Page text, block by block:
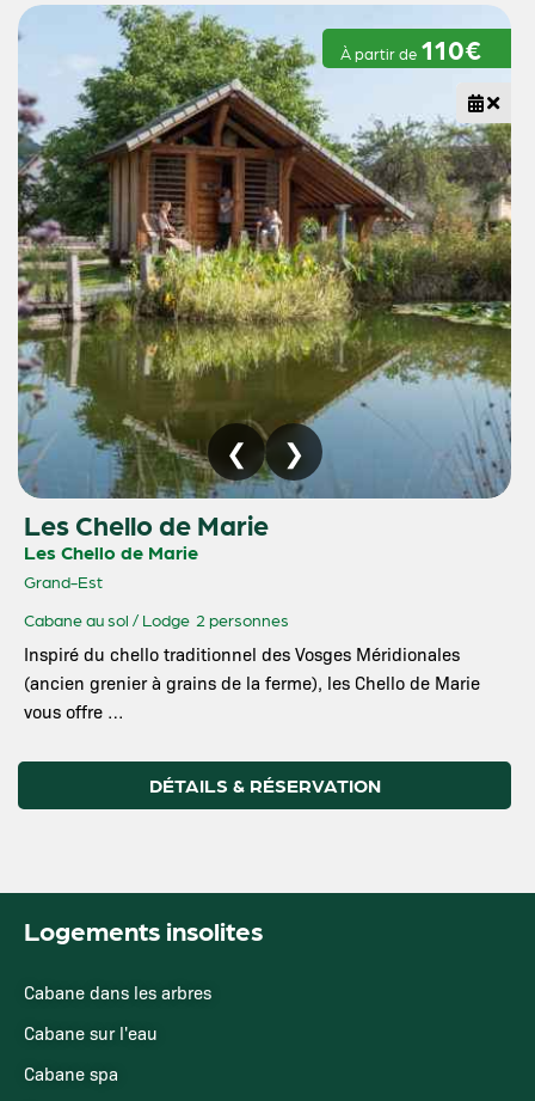
À partir de 110€
Les Chello de Marie
Les Chello de Marie
Grand-Est
Cabane au sol / Lodge 2 personnes
Inspiré du chello traditionnel des Vosges Méridionales
(ancien grenier à grains de la ferme), les Chello de Marie
vous offre …
DÉTAILS & RÉSERVATION
Logements insolites
Cabane dans les arbres
Cabane sur l'eau
Cabane spa